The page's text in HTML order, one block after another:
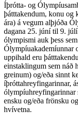
Íþrótta- og
þátttakendum, konu og
ára) á vegum alþjóða
dagana 25. júní til 9.
ólympismi auk þess
Ólympíuakademíunnar
uppihald eru
einstaklingum sem náð
greinum) og/eða sinnt
íþróttahreyfingarinnar,
ólympíuhreyfingarinnar
ensku og/eða frönsku
hvívetna.